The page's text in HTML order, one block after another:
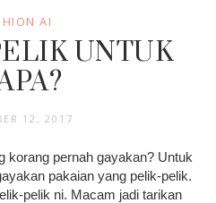
AI
UNTUK
12, 2017
korang pernah gayakan? Untuk
pakaian yang pelik-pelik.
pelik ni. Macam jadi tarikan